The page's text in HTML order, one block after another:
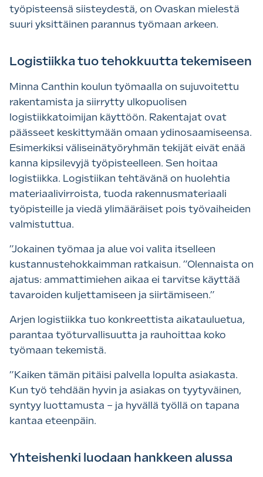
työpisteensä siisteydestä, on Ovaskan mielestä
suuri yksittäinen parannus työmaan arkeen.
Logistiikka tuo tehokkuutta tekemiseen
Minna Canthin koulun työmaalla on sujuvoitettu
rakentamista ja siirrytty ulkopuolisen
logistiikkatoimijan käyttöön. Rakentajat ovat
päässeet keskittymään omaan ydinosaamiseensa.
Esimerkiksi väliseinätyöryhmän tekijät eivät enää
kanna kipsilevyjä työpisteelleen. Sen hoitaa
logistiikka. Logistiikan tehtävänä on huolehtia
materiaalivirroista, tuoda rakennusmateriaali
työpisteille ja viedä ylimääräiset pois työvaiheiden
valmistuttua.
”Jokainen työmaa ja alue voi valita itselleen
kustannustehokkaimman ratkaisun. ”Olennaista on
ajatus: ammattimiehen aikaa ei tarvitse käyttää
tavaroiden kuljettamiseen ja siirtämiseen.”
Arjen logistiikka tuo konkreettista aikatauluetua,
parantaa työturvallisuutta ja rauhoittaa koko
työmaan tekemistä.
”Kaiken tämän pitäisi palvella lopulta asiakasta.
Kun työ tehdään hyvin ja asiakas on tyytyväinen,
syntyy luottamusta – ja hyvällä työllä on tapana
kantaa eteenpäin.
Yhteishenki luodaan hankkeen alussa